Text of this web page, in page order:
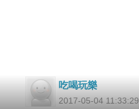
吃喝玩樂
2017-05-04 11:33:29